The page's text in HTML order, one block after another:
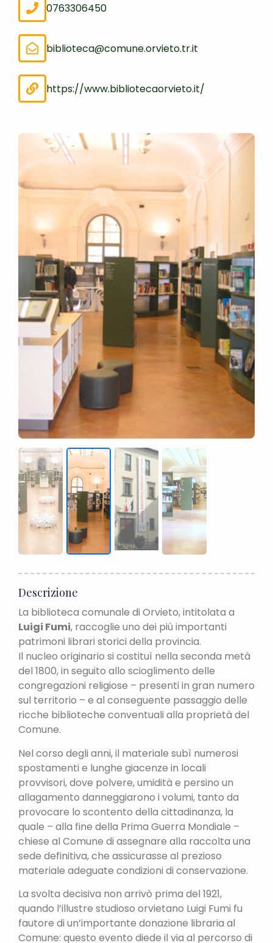
Descrizione
La biblioteca comunale di Orvieto, intitolata a
Luigi Fumi, raccoglie uno dei più importanti
patrimoni librari storici della provincia.
Il nucleo originario si costituì nella seconda metà
del 1800, in seguito allo scioglimento delle
congregazioni religiose – presenti in gran numero
sul territorio – e al conseguente passaggio delle
ricche biblioteche conventuali alla proprietà del
Comune.
Nel corso degli anni, il materiale subì numerosi
spostamenti e lunghe giacenze in locali
provvisori, dove polvere, umidità e persino un
allagamento danneggiarono i volumi, tanto da
provocare lo scontento della cittadinanza, la
quale – alla fine della Prima Guerra Mondiale –
chiese al Comune di assegnare alla raccolta una
sede definitiva, che assicurasse al prezioso
materiale adeguate condizioni di conservazione.
La svolta decisiva non arrivò prima del 1921,
quando l’illustre studioso orvietano Luigi Fumi fu
fautore di un’importante donazione libraria al
Comune: questo evento diede il via al percorso di
0763306450
biblioteca@comune.orvieto.tr.it
https://www.bibliotecaorvieto.it/